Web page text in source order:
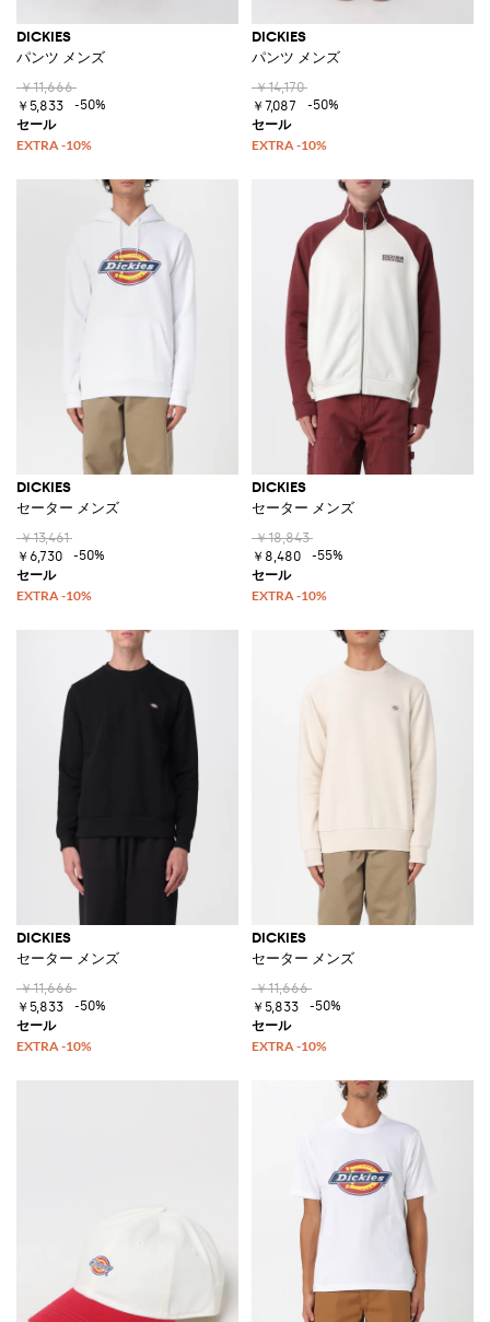
DICKIES
パンツ メンズ
￥11,666
￥5,833
-50%
DICKIES
パンツ メンズ
￥14,170
￥7,087
-50%
DICKIES
セーター メンズ
￥13,461
￥6,730
-50%
DICKIES
セーター メンズ
￥18,843
￥8,480
-55%
DICKIES
セーター メンズ
￥11,666
￥5,833
-50%
DICKIES
セーター メンズ
￥11,666
￥5,833
-50%